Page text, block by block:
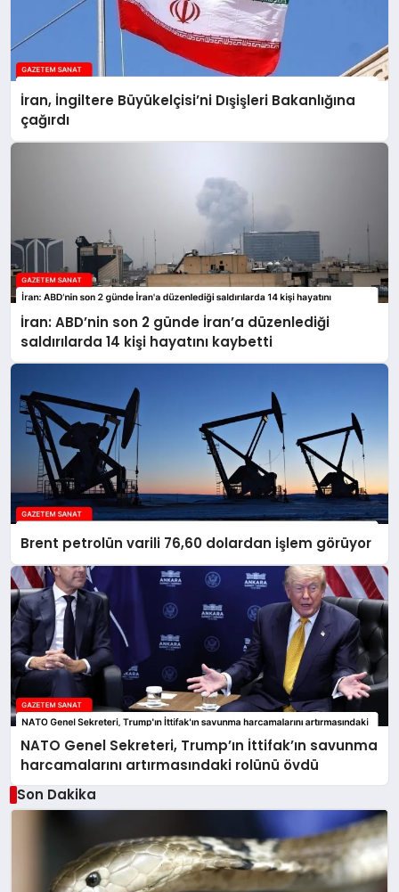
İran, İngiltere Büyükelçisi’ni Dışişleri Bakanlığına
çağırdı
İran: ABD’nin son 2 günde İran’a düzenlediği
saldırılarda 14 kişi hayatını kaybetti
Brent petrolün varili 76,60 dolardan işlem görüyor
NATO Genel Sekreteri, Trump’ın İttifak’ın savunma
harcamalarını artırmasındaki rolünü övdü
Son Dakika